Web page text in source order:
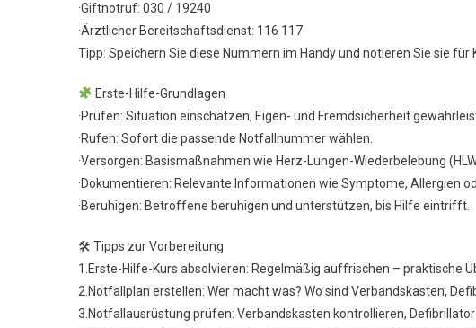
·Giftnotruf: 030 / 19240
·Ärztlicher Bereitschaftsdienst: 116 117
Tipp: Speichern Sie diese Nummern im Handy und notieren Sie sie
Erste-Hilfe-Grundlagen
·Prüfen: Situation einschätzen, Eigen- und Fremdsicherheit
·Rufen: Sofort die passende Notfallnummer wählen.
·Versorgen: Basismaßnahmen wie Herz-Lungen-Wiederbelebung
·Dokumentieren: Relevante Informationen wie Symptome, Allergien
·Beruhigen: Betroffene beruhigen und unterstützen, bis Hilfe eintrifft.
🛠 Tipps zur Vorbereitung
1.Erste-Hilfe-Kurs absolvieren: Regelmäßig auffrischen – praktische
2.Notfallplan erstellen: Wer macht was? Wo sind Verbandskasten,
3.Notfallausrüstung prüfen: Verbandskasten kontrollieren, Defibrillator